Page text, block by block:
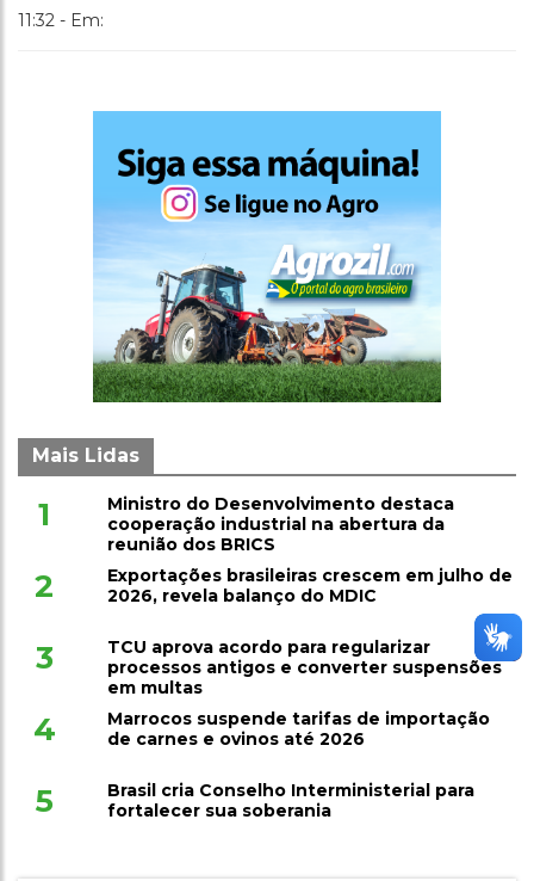
11:32 - Em:
Mais Lidas
1
Ministro do Desenvolvimento destaca
cooperação industrial na abertura da
reunião dos BRICS
2
Exportações brasileiras crescem em julho de
2026, revela balanço do MDIC
3
TCU aprova acordo para regularizar
processos antigos e converter suspensões
em multas
4
Marrocos suspende tarifas de importação
de carnes e ovinos até 2026
5
Brasil cria Conselho Interministerial para
fortalecer sua soberania